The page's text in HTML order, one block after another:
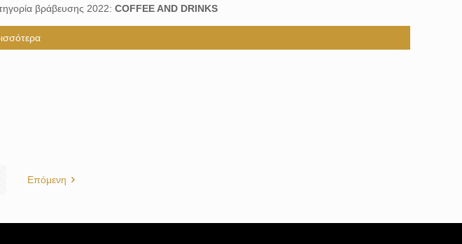
βράβευσης 2022: COFFEE AND DRINKS
Επόμενη